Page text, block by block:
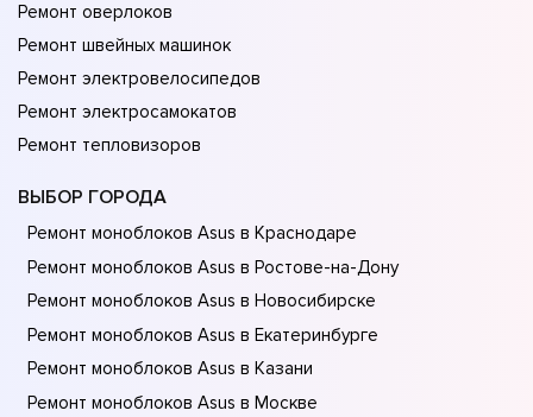
Ремонт оверлоков
Ремонт швейных машинок
Ремонт электровелосипедов
Ремонт электросамокатов
Ремонт тепловизоров
ВЫБОР ГОРОДА
Ремонт моноблоков Asus в Краснодаре
Ремонт моноблоков Asus в Ростове-на-Донy
Ремонт моноблоков Asus в Новосибирске
Ремонт моноблоков Asus в Екатеринбурге
Ремонт моноблоков Asus в Казани
Ремонт моноблоков Asus в Москве